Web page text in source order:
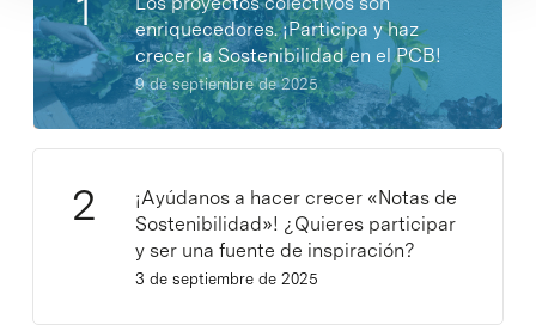
enriquecedores. ¡Participa y haz
crecer la Sostenibilidad en el PCB!
9 de septiembre de 2025
¡Ayúdanos a hacer crecer «Notas de
Sostenibilidad»! ¿Quieres participar
y ser una fuente de inspiración?
3 de septiembre de 2025